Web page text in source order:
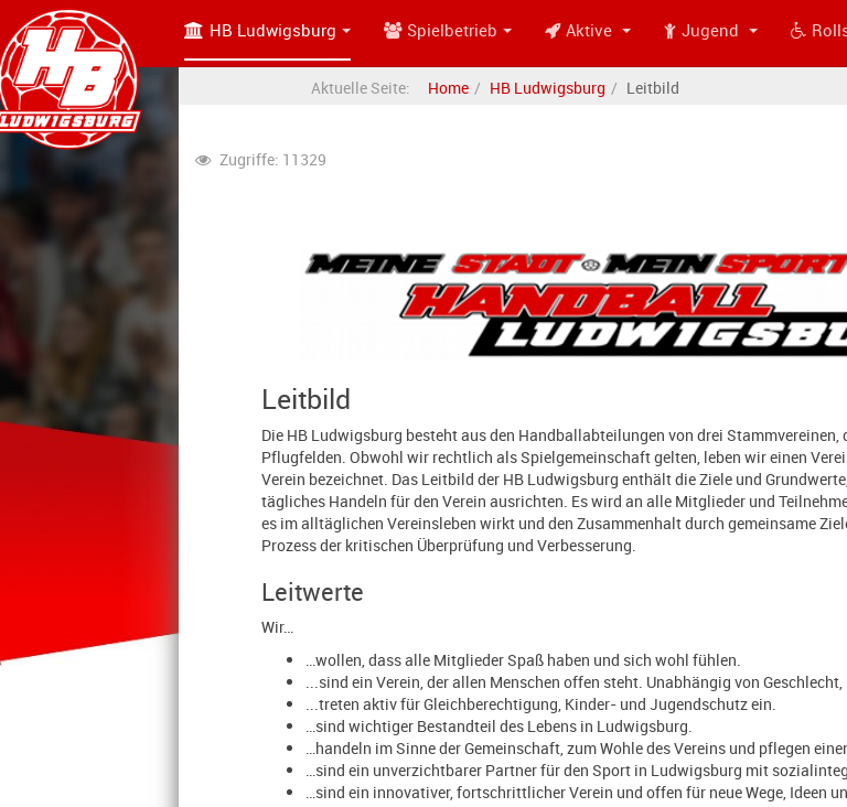
HB Ludwigsburg Spielbetrieb Aktive Jugend
Aktuelle Seite: Home HB Ludwigsburg Leitbild
Zugriffe: 11329
Leitbild
Die HB Ludwigsburg besteht aus den Handballabteilungen von drei Stammvereinen,
Pflugfelden. Obwohl wir rechtlich als Spielgemeinschaft gelten, leben wir einen
Verein bezeichnet. Das Leitbild der HB Ludwigsburg enthält die Ziele und
tägliches Handeln für den Verein ausrichten. Es wird an alle Mitglieder und
es im alltäglichen Vereinsleben wirkt und den Zusammenhalt durch gemeinsame
Prozess der kritischen Überprüfung und Verbesserung.
Leitwerte
Wir…
…wollen, dass alle Mitglieder Spaß haben und sich wohl fühlen.
...sind ein Verein, der allen Menschen offen steht. Unabhängig von
...treten aktiv für Gleichberechtigung, Kinder- und Jugendschutz ein.
…sind wichtiger Bestandteil des Lebens in Ludwigsburg.
…handeln im Sinne der Gemeinschaft, zum Wohle des Vereins und pflegen
…sind ein unverzichtbarer Partner für den Sport in Ludwigsburg mit
…sind ein innovativer, fortschrittlicher Verein und offen für neue Wege, Ideen